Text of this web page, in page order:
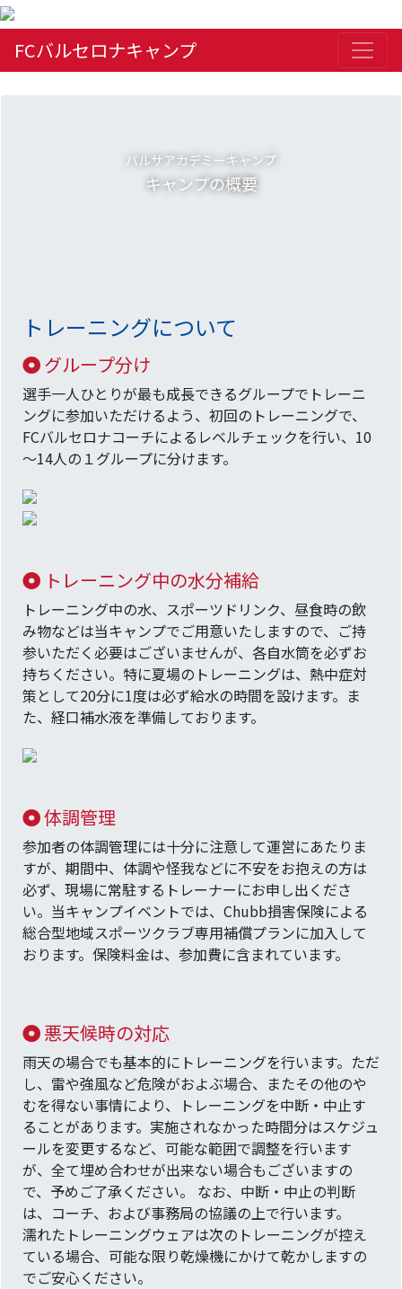
FCバルセロナキャンプ
バルサアカデミーキャンプ
キャンプの概要
トレーニングについて
グループ分け
選手一人ひとりが最も成長できるグループでトレーニ
ングに参加いただけるよう、初回のトレーニングで、
FCバルセロナコーチによるレベルチェックを行い、10
～14人の１グループに分けます。
トレーニング中の水分補給
トレーニング中の水、スポーツドリンク、昼食時の飲
み物などは当キャンプでご用意いたしますので、ご持
参いただく必要はございませんが、各自水筒を必ずお
持ちください。特に夏場のトレーニングは、熱中症対
策として20分に1度は必ず給水の時間を設けます。ま
た、経口補水液を準備しております。
体調管理
参加者の体調管理には十分に注意して運営にあたりま
すが、期間中、体調や怪我などに不安をお抱えの方は
必ず、現場に常駐するトレーナーにお申し出くださ
い。当キャンプイベントでは、Chubb損害保険による
総合型地域スポーツクラブ専用補償プランに加入して
おります。保険料金は、参加費に含まれています。
悪天候時の対応
雨天の場合でも基本的にトレーニングを行います。ただ
し、雷や強風など危険がおよぶ場合、またその他のや
むを得ない事情により、トレーニングを中断・中止す
ることがあります。実施されなかった時間分はスケジュ
ールを変更するなど、可能な範囲で調整を行います
が、全て埋め合わせが出来ない場合もございますの
で、予めご了承ください。 なお、中断・中止の判断
は、コーチ、および事務局の協議の上で行います。
濡れたトレーニングウェアは次のトレーニングが控え
ている場合、可能な限り乾燥機にかけて乾かしますの
でご安心ください。